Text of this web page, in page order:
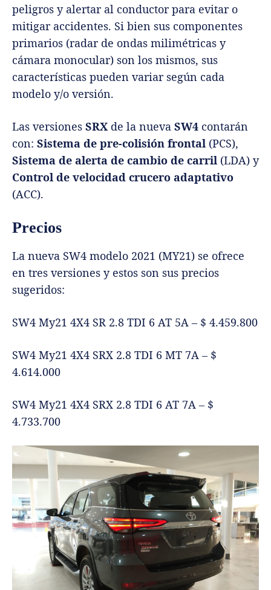
peligros y alertar al conductor para evitar o
mitigar accidentes. Si bien sus componentes
primarios (radar de ondas milimétricas y
cámara monocular) son los mismos, sus
características pueden variar según cada
modelo y/o versión.
Las versiones SRX de la nueva SW4 contarán
con: Sistema de pre-colisión frontal (PCS),
Sistema de alerta de cambio de carril (LDA) y
Control de velocidad crucero adaptativo
(ACC).
Precios
La nueva SW4 modelo 2021 (MY21) se ofrece
en tres versiones y estos son sus precios
sugeridos:
SW4 My21 4X4 SR 2.8 TDI 6 AT 5A – $ 4.459.800
SW4 My21 4X4 SRX 2.8 TDI 6 MT 7A – $
4.614.000
SW4 My21 4X4 SRX 2.8 TDI 6 AT 7A – $
4.733.700